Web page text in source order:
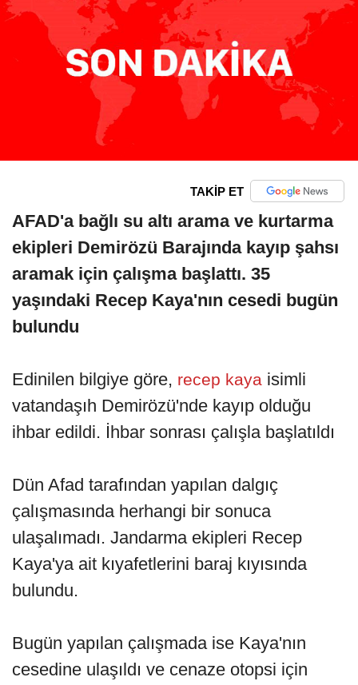
TAKİP ET
AFAD'a bağlı su altı arama ve kurtarma
ekipleri Demirözü Barajında kayıp şahsı
aramak için çalışma başlattı. 35
yaşındaki Recep Kaya'nın cesedi bugün
bulundu
Edinilen bilgiye göre, recep kaya isimli
vatandaşıh Demirözü'nde kayıp olduğu
ihbar edildi. İhbar sonrası çalışla başlatıldı
Dün Afad tarafından yapılan dalgıç
çalışmasında herhangi bir sonuca
ulaşalımadı. Jandarma ekipleri Recep
Kaya'ya ait kıyafetlerini baraj kıyısında
bulundu.
Bugün yapılan çalışmada ise Kaya'nın
cesedine ulaşıldı ve cenaze otopsi için